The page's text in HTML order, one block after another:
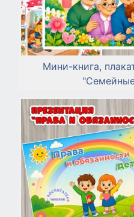
Мини-книга,